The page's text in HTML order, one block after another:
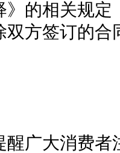
》的相关规
双方签订的
大消费者